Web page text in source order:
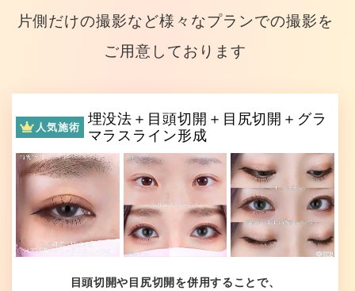
片側だけの撮影など様々なプランでの撮影を
ご用意しております
人気施術
埋没法＋目頭切開＋目尻切開＋グラ
マラスライン形成
目頭切開や目尻切開を併用することで、